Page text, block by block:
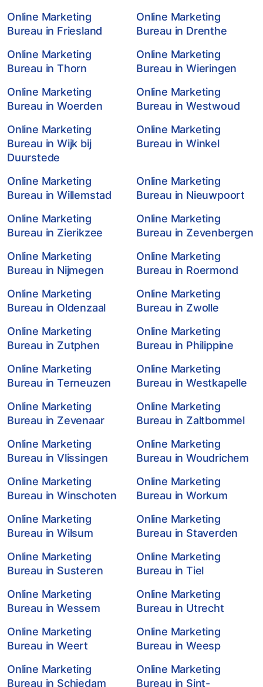
Online Marketing
Bureau in Friesland
Online Marketing
Bureau in Drenthe
Online Marketing
Bureau in Thorn
Online Marketing
Bureau in Wieringen
Online Marketing
Bureau in Woerden
Online Marketing
Bureau in Westwoud
Online Marketing
Bureau in Wijk bij
Duurstede
Online Marketing
Bureau in Winkel
Online Marketing
Bureau in Willemstad
Online Marketing
Bureau in Nieuwpoort
Online Marketing
Bureau in Zierikzee
Online Marketing
Bureau in Zevenbergen
Online Marketing
Bureau in Nijmegen
Online Marketing
Bureau in Roermond
Online Marketing
Bureau in Oldenzaal
Online Marketing
Bureau in Zwolle
Online Marketing
Bureau in Zutphen
Online Marketing
Bureau in Philippine
Online Marketing
Bureau in Terneuzen
Online Marketing
Bureau in Westkapelle
Online Marketing
Bureau in Zevenaar
Online Marketing
Bureau in Zaltbommel
Online Marketing
Bureau in Vlissingen
Online Marketing
Bureau in Woudrichem
Online Marketing
Bureau in Winschoten
Online Marketing
Bureau in Workum
Online Marketing
Bureau in Wilsum
Online Marketing
Bureau in Staverden
Online Marketing
Bureau in Susteren
Online Marketing
Bureau in Tiel
Online Marketing
Bureau in Wessem
Online Marketing
Bureau in Utrecht
Online Marketing
Bureau in Weert
Online Marketing
Bureau in Weesp
Online Marketing
Bureau in Schiedam
Online Marketing
Bureau in Sint-